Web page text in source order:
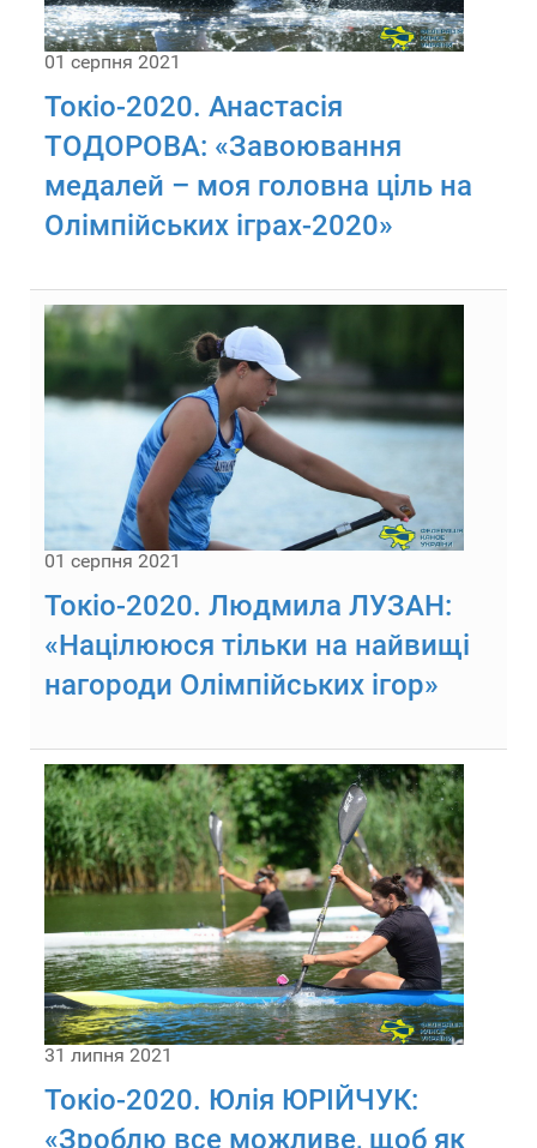
01 серпня 2021
Токіо-2020. Анастасія
ТОДОРОВА: «Завоювання
медалей – моя головна ціль на
Олімпійських іграх-2020»
01 серпня 2021
Токіо-2020. Людмила ЛУЗАН:
«Націлююся тільки на найвищі
нагороди Олімпійських ігор»
31 липня 2021
Токіо-2020. Юлія ЮРІЙЧУК:
«Зроблю все можливе, щоб як